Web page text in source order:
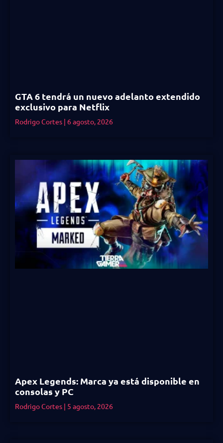
GTA 6 tendrá un nuevo adelanto extendido
exclusivo para Netflix
Rodrigo Cortes 6 agosto, 2026
Apex Legends: Marca ya está disponible en
consolas y PC
Rodrigo Cortes 5 agosto, 2026